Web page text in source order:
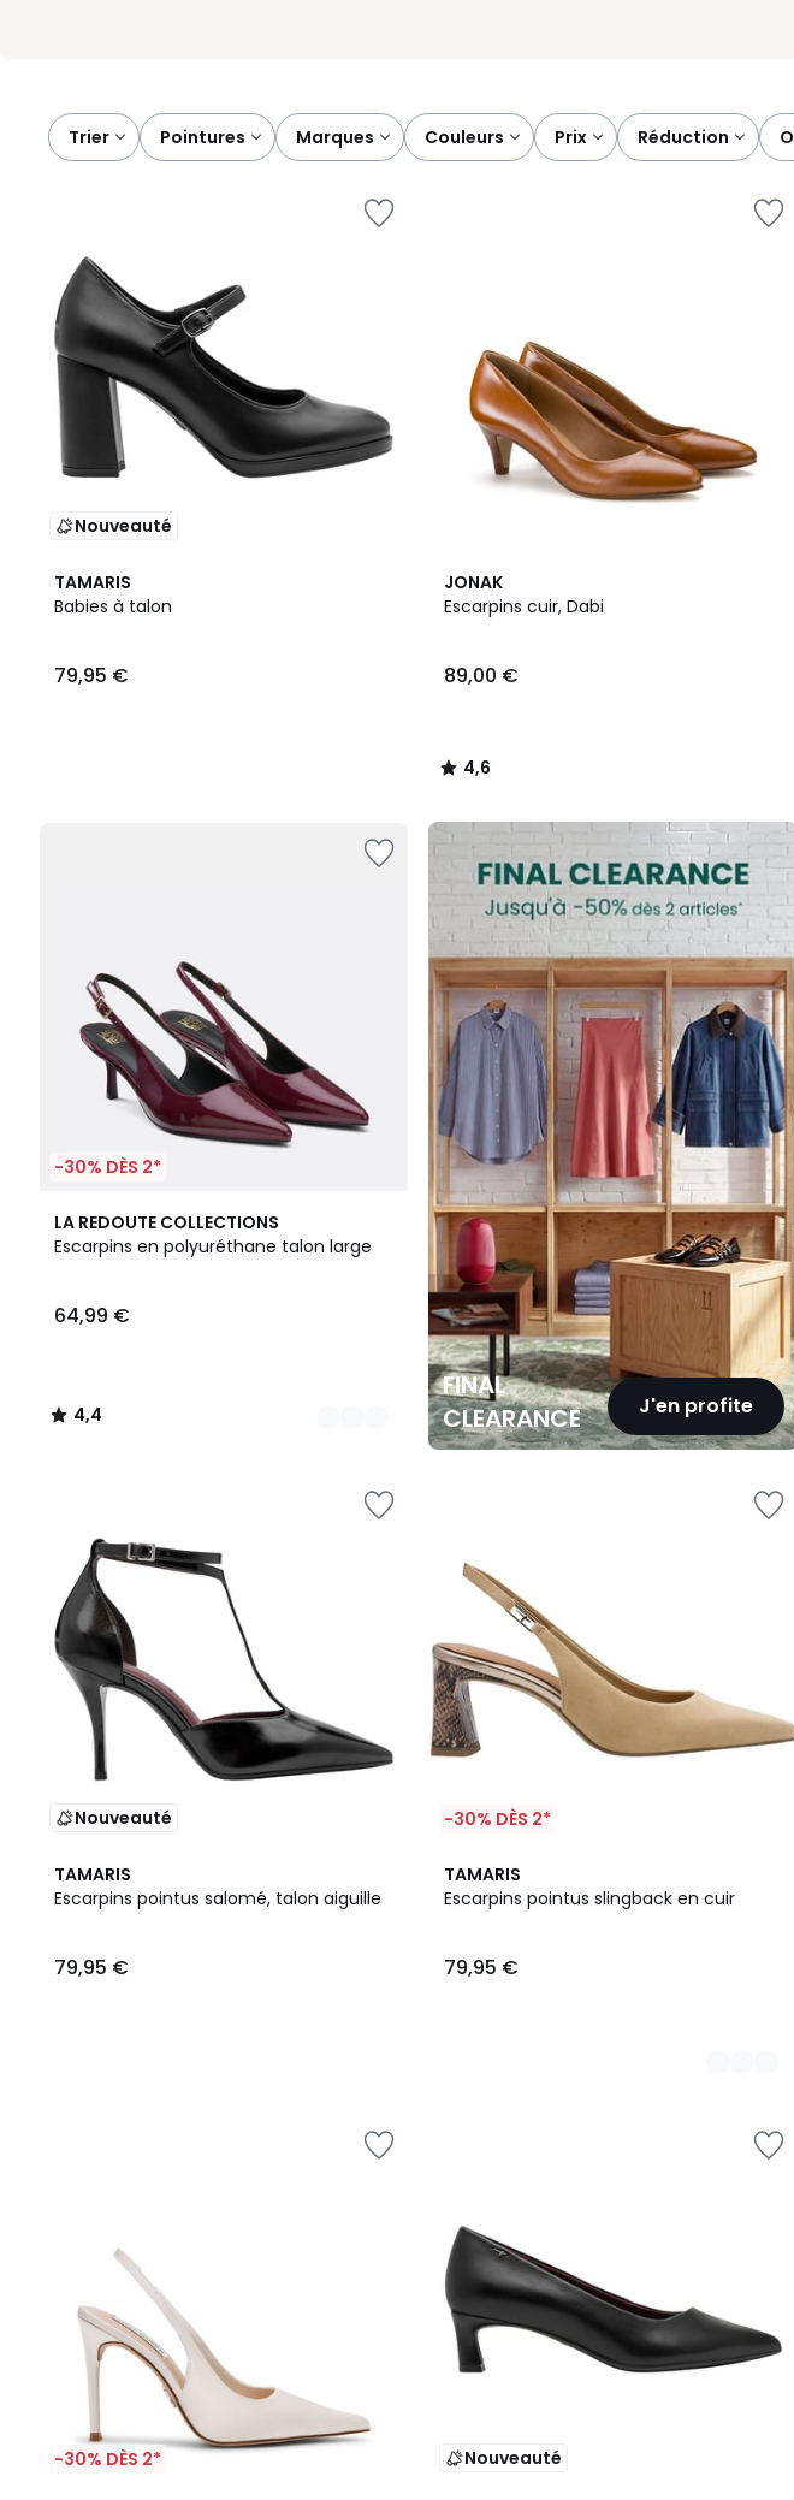
Trier
pointures marques couleurs prix réduction
Nouveauté
TAMARIS
Babies à talon
€.
79,95 €
JONAK
Escarpins cuir, Dabi
89,00 €
4,6
/ 5
4,6
/
-30% DÈS 2*
LA REDOUTE COLLECTIONS
Escarpins en polyuréthane talon large
64,99 €
4,4
/ 5
2
Couleurs
4,4
/
FINAL
CLEARANCE
J'en profite
FINAL
CLEARANCE
Nouveauté
TAMARIS
Escarpins pointus salomé, talon aiguille
79,95 €
-30% DÈS 2*
TAMARIS
Escarpins pointus slingback en cuir
79,95 €
2
Couleurs
-30% DÈS 2* Nouveauté